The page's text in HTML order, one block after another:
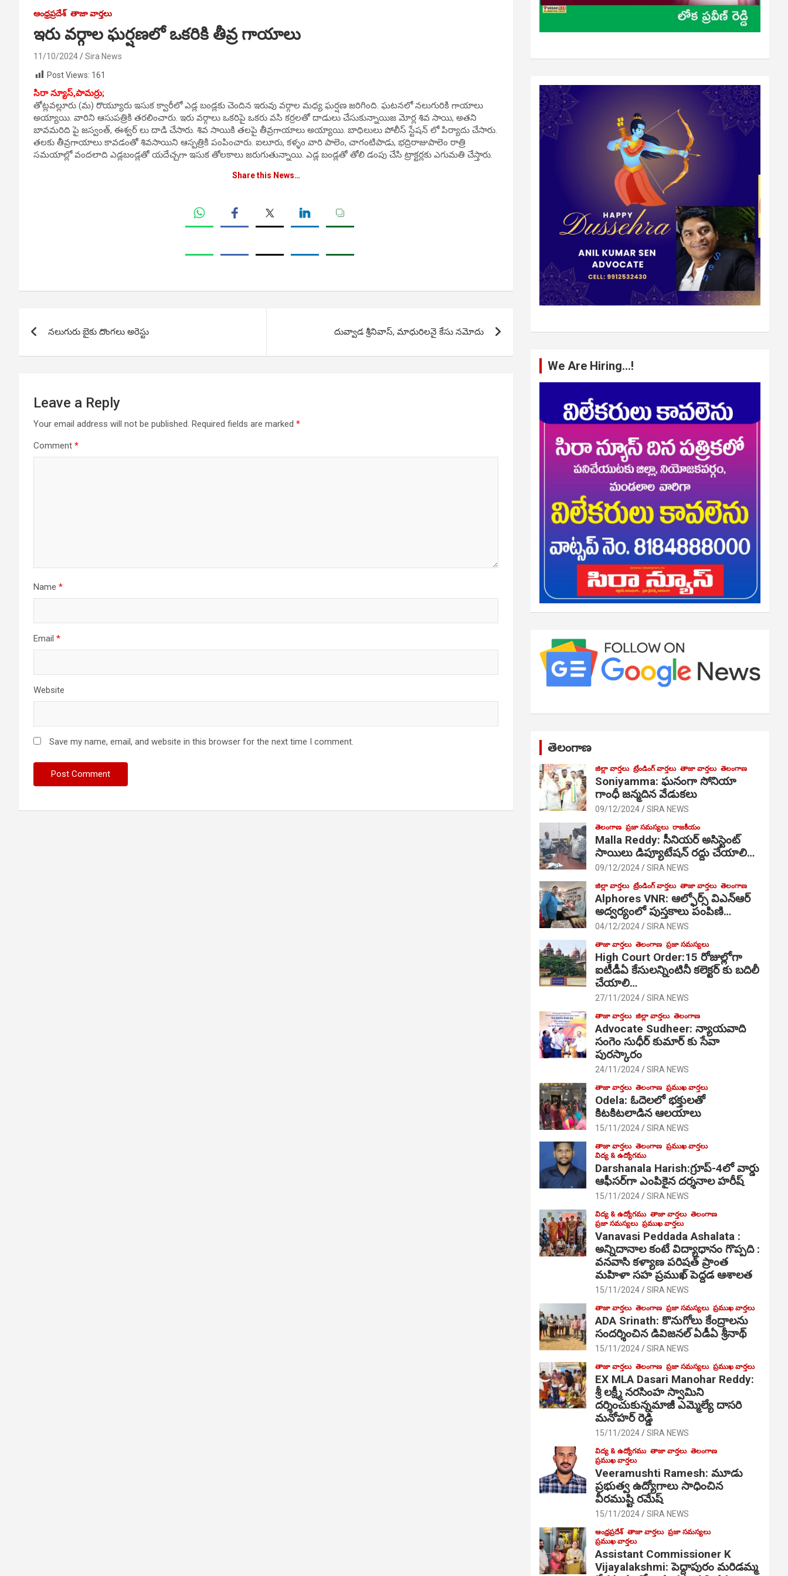
ఆంధ్రప్రదేశ్ తాజా వార్తలు
ఇరు వర్గాల ఘర్షణలో ఒకరికి తీవ్ర గాయాలు
11/10/2024
Sira News
Post Views: 161
సిరా న్యూస్,పామర్రు;
తోట్లవల్లూరు (మ) రొయ్యూరు ఇసుక క్వారీలో ఎడ్ల బండ్లకు చెందిన ఇరువు వర్గాల మధ్య ఘర్షణ జరిగింది. ఘటనలో నలుగురికి గాయాలు
అయ్యాయి. వారిని ఆసుపత్రికి తరలించారు. ఇరు వర్గాలు ఒకరిపై ఒకరు వసి కర్రలతో దాడులు చేసుకున్నాయిజ మోర్ల శివ సాయి, అతని
బావమరిది పై జస్వంత్, ఈశ్వర్ లు దాడి చేసారు. శివ సాయికి తలపై తీవ్రగాయాలు అయ్యాయి. బాధిలులు పోలీస్ స్టేషన్ లో పిర్యాదు చేసారు.
తలకు తీవ్రగాయాలు కావడంతో శివసాయిని ఆస్పత్రికి పంపించారు. ఐలూరు, కళ్ళం వారి పాలెం, చాగంటిపాడు, భద్రిరాజుపాలెం రాత్రి
సమయాల్లో వందలాది ఎడ్లబండ్లతో యదేచ్చగా ఇసుక తోలకాలు జరుగుతున్నాయి. ఎడ్ల బండ్లతో తోలి డంపు చేసి ట్రాక్టర్లకు ఎగుమతి చేస్తారు.
Share this News…
navigation
నలుగురు బైకు దొంగలు అరెస్టు దువ్వాడ శ్రీనివాస్, మాధురిలనై కేసు నమోదు
Leave a Reply
Your email address will not be published. Required fields are marked *
Comment *
Name *
Email *
Website
Save my name, email, and website in this browser for the next time I comment.
We Are Hiring…!
తెలంగాణ
జిల్లా వార్తలు ట్రేండింగ్ వార్తలు తాజా వార్తలు తెలంగాణ
Soniyamma: ఘ‌నంగా సోనియా
గాంధీ జ‌న్మ‌దిన వేడుక‌లు
09/12/2024 SIRA NEWS
తెలంగాణ ప్రజా సమస్యలు రాజకీయం
Malla Reddy: సీనియర్ అసిస్టెంట్
సాయిలు డిప్యూటేషన్ రద్దు చేయాలి…
09/12/2024 SIRA NEWS
జిల్లా వార్తలు ట్రేండింగ్ వార్తలు తాజా వార్తలు తెలంగాణ
Alphores VNR: ఆల్ఫోర్స్ విఎన్ఆర్
అద్వర్యంలో పుస్తకాలు పంపిణి…
04/12/2024 SIRA NEWS
తాజా వార్తలు తెలంగాణ ప్రజా సమస్యలు
High Court Order:15 రోజుల్లోగా
ఐటీడీఏ కేసులన్నింటినీ కలెక్టర్ కు బదిలీ
చేయాలి…
27/11/2024 SIRA NEWS
తాజా వార్తలు జిల్లా వార్తలు తెలంగాణ
Advocate Sudheer: న్యాయవాది
సంగెం సుధీర్ కుమార్ కు సేవా
పురస్కారం
24/11/2024 SIRA NEWS
తాజా వార్తలు తెలంగాణ ప్రముఖ వార్తలు
Odela: ఓదెల‌లో భక్తులతో
కిటకిటలాడిన ఆల‌యాలు
15/11/2024 SIRA NEWS
తాజా వార్తలు తెలంగాణ ప్రముఖ వార్తలు
విద్య & ఉద్యోగము
Darshanala Harish:గ్రూప్-4లో వార్డు
ఆఫీసర్‌గా ఎంపికైన దర్శనాల హరీష్
15/11/2024 SIRA NEWS
విద్య & ఉద్యోగము తాజా వార్తలు తెలంగాణ
ప్రజా సమస్యలు ప్రముఖ వార్తలు
Vanavasi Peddada Ashalata :
అన్నిదానాల కంటే విద్యాధానం గొప్పది :
వనవాసి కళ్యాణ పరిషత్ ప్రాంత
మహిళా సహ ప్రముఖ్ పెద్దడ ఆశాలత
15/11/2024 SIRA NEWS
తాజా వార్తలు తెలంగాణ ప్రజా సమస్యలు ప్రముఖ వార్తలు
ADA Srinath: కొనుగోలు కేంద్రాల‌ను
సంద‌ర్శించిన డివిజనల్ ఏడీఏ శ్రీనాథ్
15/11/2024 SIRA NEWS
తాజా వార్తలు తెలంగాణ ప్రజా సమస్యలు ప్రముఖ వార్తలు
EX MLA Dasari Manohar Reddy:
శ్రీ లక్ష్మీ నరసింహ స్వామిని
దర్శించుకున్నమాజీ ఎమ్మెల్యే దాసరి
మనోహర్ రెడ్డి
15/11/2024 SIRA NEWS
విద్య & ఉద్యోగము తాజా వార్తలు తెలంగాణ
ప్రముఖ వార్తలు
Veeramushti Ramesh: మూడు
ప్రభుత్వ ఉద్యోగాలు సాధించిన
వీరముష్టి రమేష్
15/11/2024 SIRA NEWS
ఆంధ్రప్రదేశ్ తాజా వార్తలు ప్రజా సమస్యలు
ప్రముఖ వార్తలు
Assistant Commissioner K
Vijayalakshmi: పెద్దాపురం మరిడమ్మ